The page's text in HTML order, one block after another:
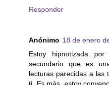
Responder
Anónimo 18 de enero
Estoy hipnotizada
secundario que es
lecturas parecidas a las
ti. Es más, estoy